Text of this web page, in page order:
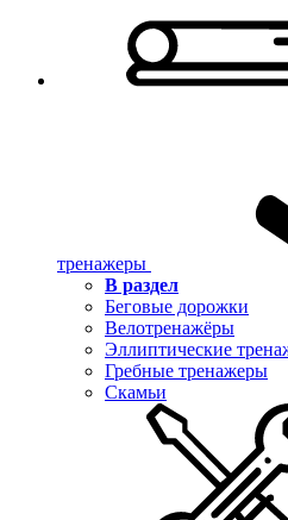
тренажеры
В раздел
Беговые дорожки
Велотренажёры
Эллиптические
Гребные тренажеры
Скамьи